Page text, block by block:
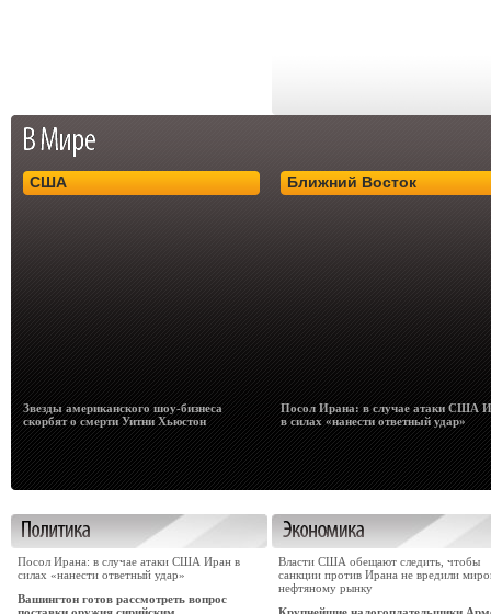
США
Звезды американского шоу-бизнеса
скорбят о смерти Уитни Хьюстон
Ближний Восток
Посол Ирана: в случае атаки США
в силах «нанести ответный удар»
Посол Ирана: в случае атаки США Иран в
силах «нанести ответный удар»
Вашингтон готов рассмотреть вопрос
Власти США обещают следить, чтобы
санкции против Ирана не вредили
нефтяному рынку